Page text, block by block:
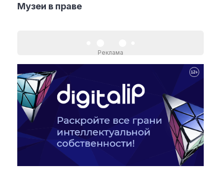
Музеи в праве
Реклама